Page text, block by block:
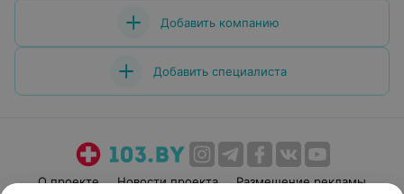
Добавить компанию
Добавить специалиста
О проекте Новости проекта
Размещение рекламы